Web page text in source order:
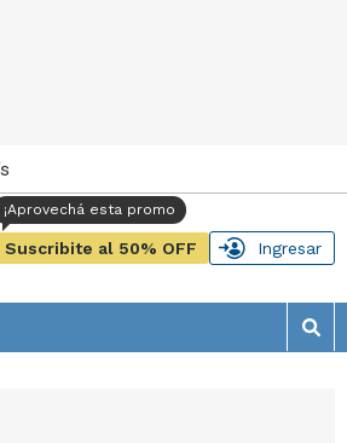
Suscribite al 50% OFF Ingresar
M
o